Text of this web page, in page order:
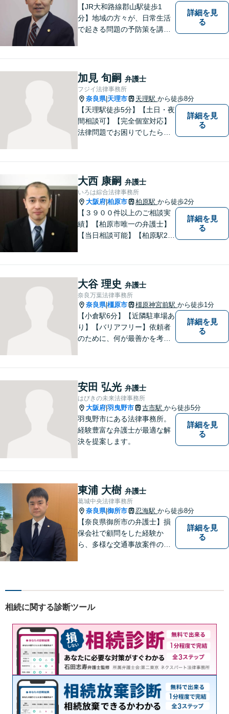
【JR大和路線郡山駅徒歩1
分】地域の方々が、日常生活
で起きる問題の予防策を講じ
身近な弁護士を目指していま
す。
詳細を見
る
加見 旬嗣 弁護士
フジイ法律事務所
奈良県| 天理市 天理駅 から徒歩8分
【天理駅徒歩5分】【土日・夜
間相談可】【完全個室対応】
法律問題でお困りでしたらお
いたします。お早めのご相談
が納得のいく解決への第一歩
です。
詳細を見
る
大西 康嗣 弁護士
いろは綜合法律事務所
大阪府 柏原市 柏原駅 から徒歩2分
【３９００件以上のご相談実
績】【柏原市唯一の弁護士】
【当日相談可能】【柏原駅2
詳細を見
る
大谷 理史 弁護士
奈良万葉法律事務所
奈良県|橿原市 橿原神宮前駅 から徒歩1分
【小倉駅6分】【近隣駐車場あ
り】【バリアフリー】依頼者
のために、何が最善かを考
決策を提案し続けます。 よろ
しくお願いします。
詳細を見
る
安田 弘光 弁護士
はびきの未来法律事務所
大阪府 羽曳野市 古市駅 から徒歩5分
羽曳野市にある法律事務所。
経験豊富な弁護士が最適な解
決を提案します。
詳細を見
る
東浦 大樹 弁護士
葛城中央法律事務所
奈良県|御所市 忍海駅 から徒歩8分
【奈良県御所市の弁護士】損
保会社で顧問をした経験か
ら、多様な交通事故案件の対
す。
詳細を見
る
相続に関する診断ツール